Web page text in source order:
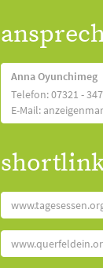
Anna Oyunchimeg
Telefon: 07321 -
E-Mail: